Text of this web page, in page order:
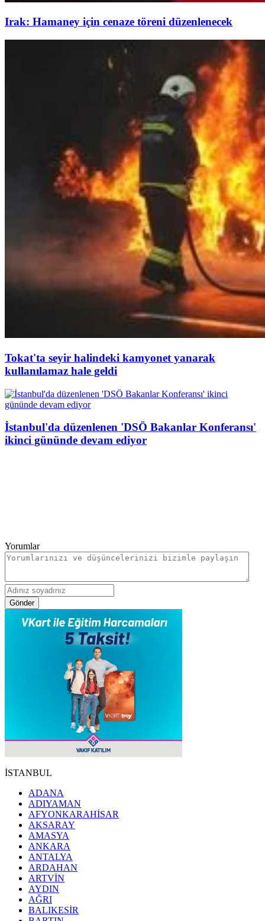
Irak: Hamaney için cenaze töreni düzenlenecek
Tokat'ta seyir halindeki kamyonet yanarak
kullanılamaz hale geldi
İstanbul'da düzenlenen 'DSÖ Bakanlar Konferansı'
ikinci gününde devam ediyor
Yorumlar
Gönder
İSTANBUL
ADANA
ADIYAMAN
AFYONKARAHİSAR
AKSARAY
AMASYA
ANKARA
ANTALYA
ARDAHAN
ARTVİN
AYDIN
AĞRI
BALIKESİR